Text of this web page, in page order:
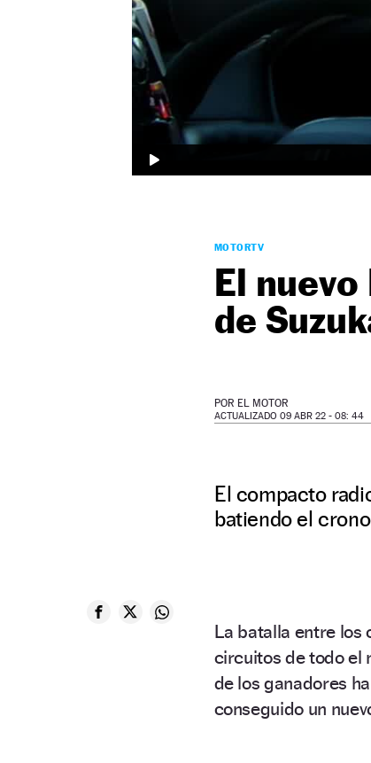
MOTORTV
El
de
POR EL MOTOR
ACTUALIZADO 09 ABR 22 - 08: 44
El compacto
batiendo el
La batalla entre los
circuitos de todo el
de los ganadores
conseguido un